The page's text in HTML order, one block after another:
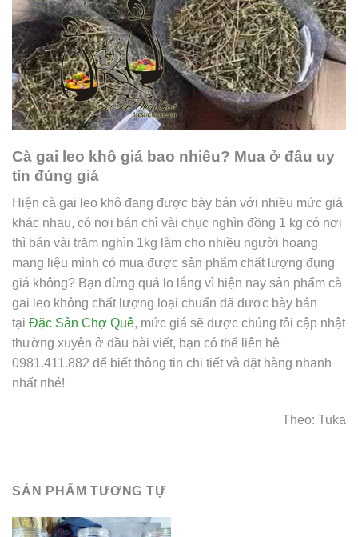
Cà gai leo khô giá bao nhiêu? Mua ở đâu uy
tín đúng giá
Hiện cà gai leo khô đang được bày bán với nhiều mức giá
khác nhau, có nơi bán chỉ vài chục nghìn đồng 1 kg có nơi
thì bán vài trăm nghìn 1kg làm cho nhiều người hoang
mang liệu mình có mua được sản phẩm chất lượng đụng
giá không? Bạn đừng quá lo lắng vì hiện nay sản phẩm cà
gai leo không chất lượng loại chuẩn đã được bày bán
tại Đặc Sản Chợ Quê, mức giá sẽ được chúng tôi cập nhật
thường xuyên ở đầu bài viết, bạn có thể liên hệ
0981.411.882 để biết thông tin chi tiết và đặt hàng nhanh
nhất nhé!
Theo: Tuka
SẢN PHẨM TƯƠNG TỰ